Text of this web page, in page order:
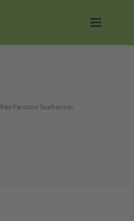
Bike-Parcours Saalhausen